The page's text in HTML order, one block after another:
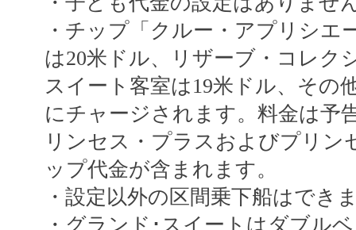
・チップ「クルー・アプリシエ
は20米ドル、リザーブ・コレク
スイート客室は19米ドル、その
にチャージされます。料金は予
リンセス・プラスおよびプリ
ップ代金が含まれます。
・設定以外の区間乗下船はで
・グランド･スイートはダブ